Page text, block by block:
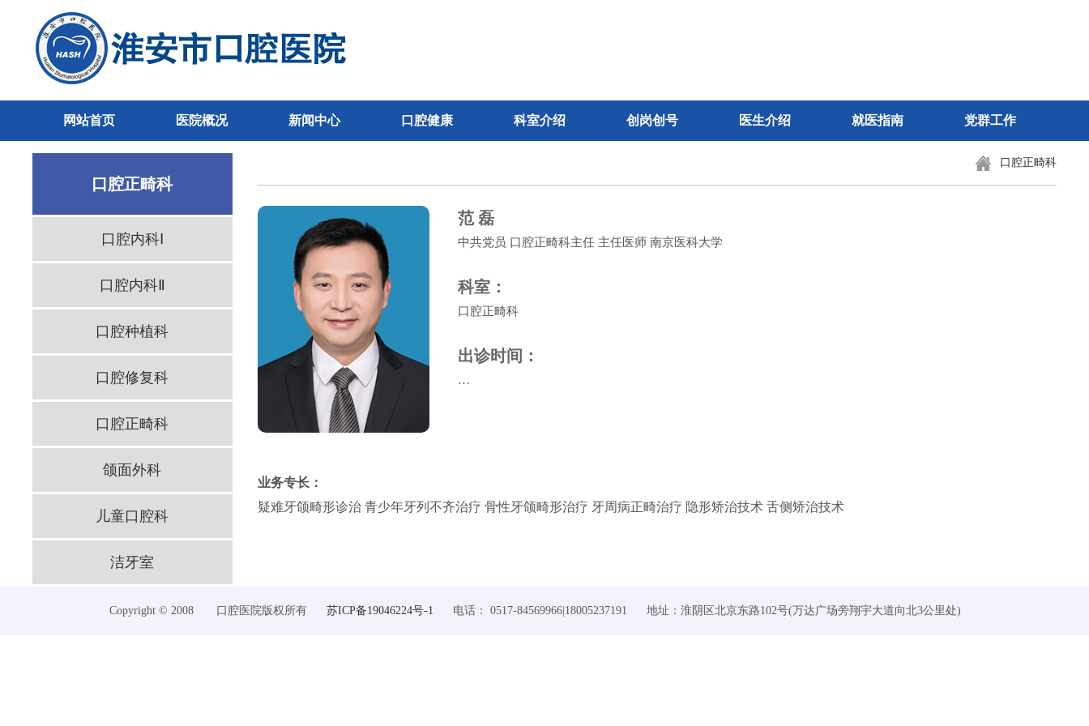
网站首页 医院概况 新闻中心 口腔健康 科室介绍 创岗创号 医生介绍 就医指南 党群工作
口腔正畸科
口腔内科Ⅰ
口腔内科Ⅱ
口腔种植科
口腔修复科
口腔正畸科
颌面外科
儿童口腔科
洁牙室
口腔正畸科
范 磊
中共党员 口腔正畸科主任 主任医师 南京医科大学
科室：
口腔正畸科
出诊时间：
…
业务专长：
疑难牙颌畸形诊治 青少年牙列不齐治疗 骨性牙颌畸形治疗 牙周病正畸治疗 隐形矫治技术 舌侧矫治技术
Copyright © 2008 口腔医院版权所有 苏ICP备19046224号-1 电话： 0517-84569966|18005237191 地址：淮阴区北京东路102号(万达广场旁翔宇大道向北3公里处)